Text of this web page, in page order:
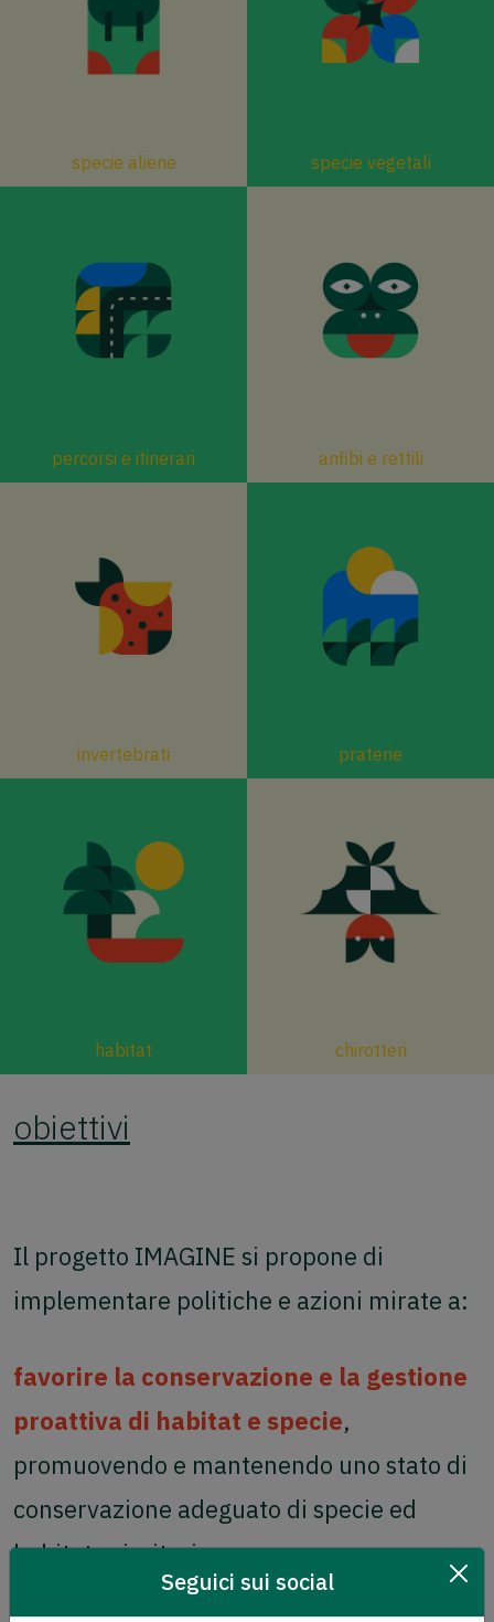
specie vegetali
specie aliene
percorsi e itinerari anfibi e rettili
invertebrati praterie
chirotteri
habitat
obiettivi
Il progetto IMAGINE si propone di
implementare politiche e azioni mirate a:
favorire la conservazione e la gestione
proattiva di habitat e specie,
promuovendo e mantenendo uno stato di
conservazione adeguato di specie ed
habitat prioritari;
assicurare la coerenza tra la rete Natura
Seguici sui social